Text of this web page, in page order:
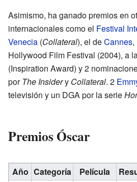
Asimismo, ha ganado premios en
internacionales como el Festival
Venecia (Collateral), el deCannes,
Hollywood Film Festival (2004), a
(Inspiration Award) y 2
porThe Insidery Collateral. 2
televisión y un DGA por la serie
Premios Óscar
Año Categoría Película